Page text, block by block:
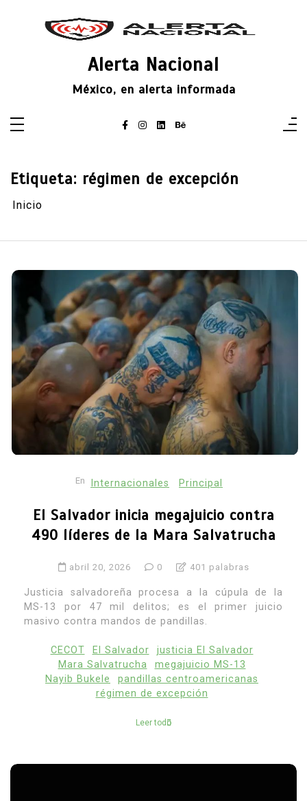
Alerta Nacional
México, en alerta informada
Etiqueta: régimen de excepción
Inicio
En Internacionales Principal
El Salvador inicia megajuicio contra
490 líderes de la Mara Salvatrucha
abril 20, 2026 0 401 palabras
Justicia salvadoreña procesa a la cúpula de la
MS-13 por 47 mil delitos; es el primer juicio
masivo contra mandos de pandillas.
CECOT El Salvador
justicia El Salvador
Mara Salvatrucha
megajuicio MS-13
Nayib Bukele
pandillas centroamericanas
régimen de excepción
Leer todo